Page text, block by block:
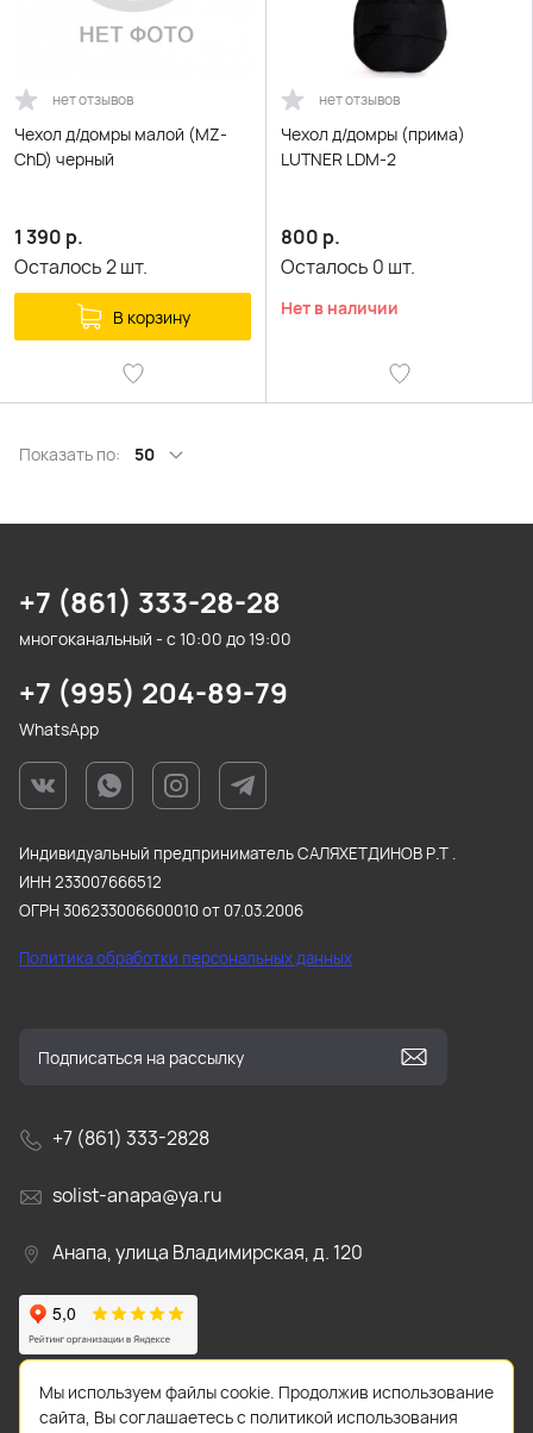
нет отзывов
Чехол д/домры малой (MZ-
ChD) черный
1 390 р.
Осталось2шт.
В корзину
нет отзывов
Чехол д/домры (прима)
LUTNER LDM-2
800 р.
Осталось 0 шт.
Нет в наличии
Показать по: 50
+7 (861) 333-28-28
многоканальный - с 10:00 до 19:00
+7 (995) 204-89-79
WhatsApp
Индивидуальный предприниматель САЛЯХЕТДИНОВ Р.Т .
ИНН 233007666512
ОГРН 306233006600010 от 07.03.2006
Политика обработки персональных данных
+7 (861) 333-2828
solist-anapa@ya.ru
Анапа, улица Владимирская, д. 120
Мы используем файлы cookie. Продолжив использование
сайта, Вы соглашаетесь с политикой использования